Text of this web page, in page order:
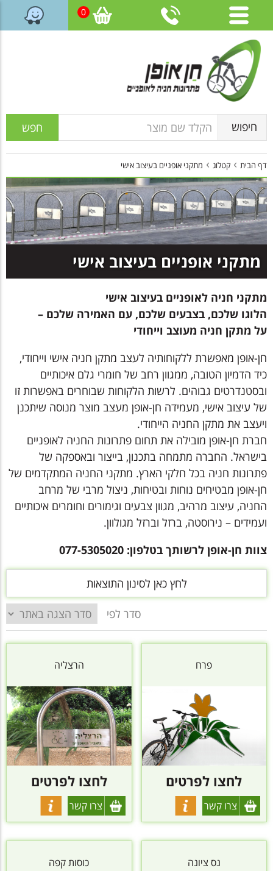
לתוכן
העמוד
0
חיפוש חפש
דף הבית › קטלוג › מתקני אופניים בעיצוב אישי
מתקני אופניים בעיצוב אישי
מתקני חניה לאופניים בעיצוב אישי
הלוגו שלכם, בצבעים שלכם, עם האמירה שלכם –
על מתקן חניה מעוצב וייחודי
חן-אופן מאפשרת ללקוחותיה לעצב מתקן חניה אישי וייחודי,
כיד הדמיון הטובה, ממגוון רחב של חומרי גלם איכותיים
ובסטנדרטים גבוהים. לרשות הלקוחות שבוחרים באפשרות זו
של עיצוב אישי, מעמידה חן-אופן מעצב מוצר מנוסה שיתכנן
ויעצב את מתקן החניה הייחודי.
חברת חן-אופן מובילה את תחום פתרונות החניה לאופניים
בישראל. החברה מתמחה בתכנון, בייצור ובאספקה של
פתרונות חניה בכל חלקי הארץ. מתקני החניה המתקדמים של
חן-אופן מבטיחים נוחות ובטיחות, ניצול מרבי של מרחב
החניה, עיצוב מרהיב, מגוון צבעים וגימורים וחומרים איכותיים
ועמידים – נירוסטה, ברזל וברזל מגולוון.
צוות חן-אופן לרשותך בטלפון: 077-5305020
לחץ כאן לסינון התוצאות
סדר לפי
פרח
לחצו לפרטים
צרו קשר
הרצליה
לחצו לפרטים
צרו קשר
נס ציונה כוסות קפה